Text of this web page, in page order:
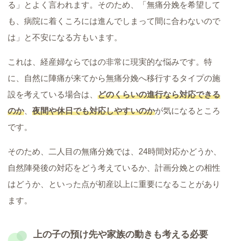
る」とよく言われます。そのため、「無痛分娩を希望して
も、病院に着くころには進んでしまって間に合わないので
は」と不安になる方もいます。
これは、経産婦ならではの非常に現実的な悩みです。特
に、自然に陣痛が来てから無痛分娩へ移行するタイプの施
設を考えている場合は、 どのくらいの進行なら対応できる
のか、 夜間や休日でも対応しやすいのかが気になるところ
です。
そのため、二人目の無痛分娩では、24時間対応かどうか、
自然陣発後の対応をどう考えているか、計画分娩との相性
はどうか、といった点が初産以上に重要になることがあり
ます。
上の子の預け先や家族の動きも考える必要